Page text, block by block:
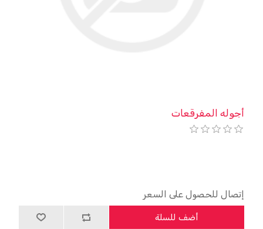
أجوله المفرقعات
إتصال للحصول على السعر
أضف للسلة